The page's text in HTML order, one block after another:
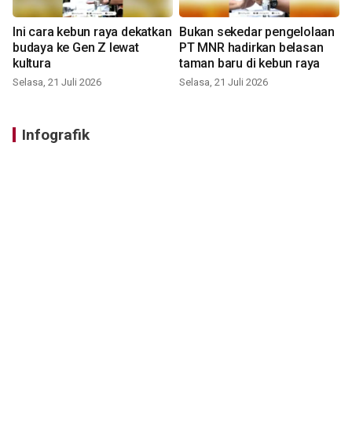
Ini cara kebun raya dekatkan
budaya ke Gen Z lewat
kultura
Selasa, 21 Juli 2026
Bukan sekedar pengelolaan
PT MNR hadirkan belasan
taman baru di kebun raya
Selasa, 21 Juli 2026
Infografik